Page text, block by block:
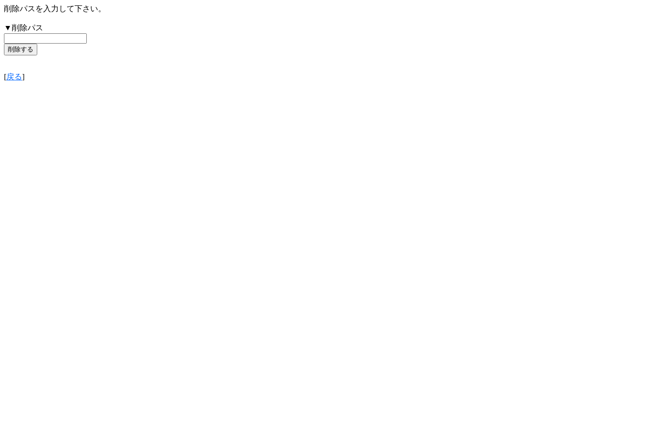
削除パスを入力して下さい。
▼削除パス
[戻る]